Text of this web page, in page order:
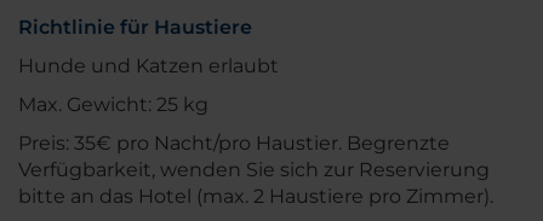
Richtlinie für Haustiere
Hunde und Katzen erlaubt
Max. Gewicht: 25 kg
Preis: 35€ pro Nacht/pro Haustier. Begrenzte
Verfügbarkeit, wenden Sie sich zur Reservierung
bitte an das Hotel (max. 2 Haustiere pro Zimmer).